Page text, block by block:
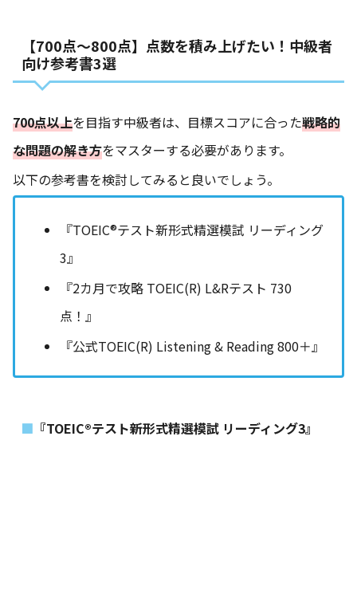
【700点〜800点】点数を積み上げたい！中級者
向け参考書3選
700点以上を目指す中級者は、目標スコアに合った戦略的
な問題の解き方をマスターする必要があります。
以下の参考書を検討してみると良いでしょう。
『TOEIC®テスト新形式精選模試 リーディング
3』
『2カ月で攻略 TOEIC(R) L&Rテスト 730
点！』
『公式TOEIC(R) Listening & Reading 800＋』
『TOEIC®テスト新形式精選模試 リーディング3』